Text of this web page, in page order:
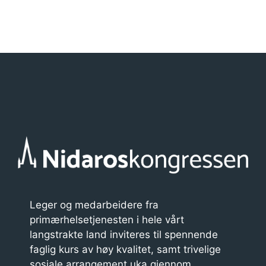
n
e
n
Leger og medarbeidere fra
primærhelsetjenesten i hele vårt
langstrakte land inviteres til spennende
faglig kurs av høy kvalitet, samt trivelige